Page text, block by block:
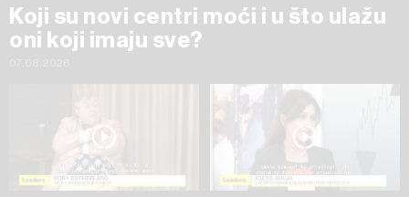
Koji su novi centri moći i u što ulažu
oni koji imaju sve?